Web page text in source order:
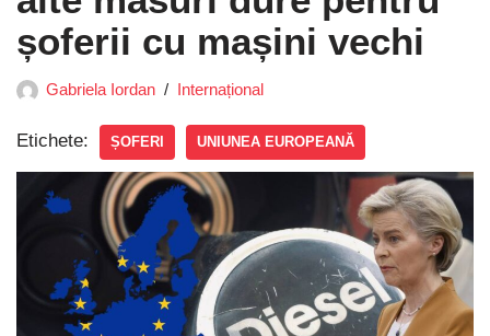
șoferii cu mașini vechi
Gabriela Iordan Internațional
Etichete: ȘOFERI UNIUNEA EUROPEANĂ